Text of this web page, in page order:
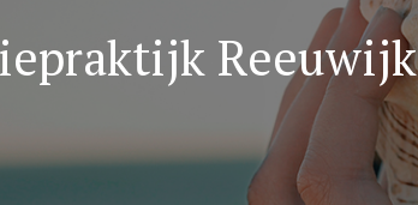
Reeuwijk